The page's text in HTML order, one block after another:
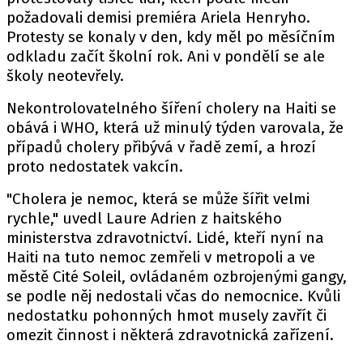
požadovali demisi premiéra Ariela Henryho.
Protesty se konaly v den, kdy měl po měsíčním
odkladu začít školní rok. Ani v pondělí se ale
školy neotevřely.
Nekontrolovatelného šíření cholery na Haiti se
obává i WHO, která už minulý týden varovala, že
případů cholery přibývá v řadě zemí, a hrozí
proto nedostatek vakcín.
"Cholera je nemoc, která se může šířit velmi
rychle," uvedl Laure Adrien z haitského
ministerstva zdravotnictví. Lidé, kteří nyní na
Haiti na tuto nemoc zemřeli v metropoli a ve
městě Cité Soleil, ovládaném ozbrojenými gangy,
se podle něj nedostali včas do nemocnice. Kvůli
nedostatku pohonných hmot musely zavřít či
omezit činnost i některá zdravotnická zařízení.